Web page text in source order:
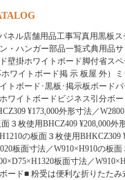
ネル店舗用品工事写真用黒板
・ハンガー部品一覧式典用品
壁掛ホワイトボード脚付省ス
ワイトボード掲 示 板屋 外）
トボード･黒板･掲示板ボード
ワイトボードビジネス引分ボ
¥173,000外形寸法／
３枚使用BHCZ409 ¥208,000外
の板面３枚使用BHKCZ309
板面寸法／W910×H910の板
板面寸法／
ード■ 粉受は便利な折りたた